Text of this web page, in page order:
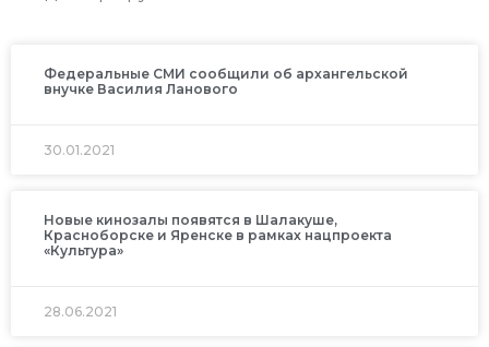
Федеральные СМИ сообщили об архангельской
внучке Василия Ланового
30.01.2021
Новые кинозалы появятся в Шалакуше,
Красноборске и Яренске в рамках нацпроекта
«Культура»
28.06.2021